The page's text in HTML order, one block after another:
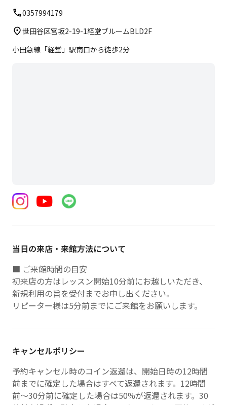
0357994179
世田谷区宮坂2-19-1経堂ブルームBLD2F
小田急線「経堂」駅南口から徒歩2分
当日の来店・来館方法について
■ ご来館時間の目安
初来店の方はレッスン開始10分前にお越しいただき、
新規利用の旨を受付までお申し出ください。
リピーター様は5分前までにご来館をお願いします。
キャンセルポリシー
予約キャンセル時のコイン返還は、開始日時の12時間
前までに確定した場合はすべて返還されます。12時間
前〜30分前に確定した場合は50%が返還されます。30